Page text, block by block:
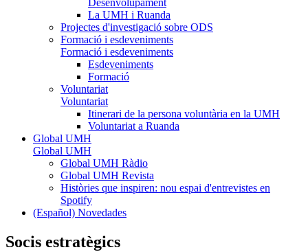
Desenvolupament
La UMH i Ruanda
Projectes d'investigació sobre ODS
Formació i esdeveniments
Formació i esdeveniments
Esdeveniments
Formació
Voluntariat
Voluntariat
Itinerari de la persona voluntària en la UMH
Voluntariat a Ruanda
Global UMH
Global UMH
Global UMH Ràdio
Global UMH Revista
Històries que inspiren: nou espai d'entrevistes en
Spotify
(Español) Novedades
Socis estratègics